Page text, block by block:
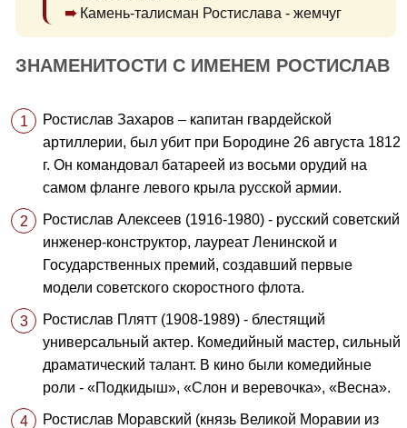
Камень-талисман Ростислава - жемчуг
ЗНАМЕНИТОСТИ С ИМЕНЕМ РОСТИСЛАВ
Ростислав Захаров – капитан гвардейской
артиллерии, был убит при Бородине 26 августа 1812
г. Он командовал батареей из восьми орудий на
самом фланге левого крыла русской армии.
Ростислав Алексеев (1916-1980) - русский советский
инженер-конструктор, лауреат Ленинской и
Государственных премий, создавший первые
модели советского скоростного флота.
Ростислав Плятт (1908-1989) - блестящий
универсальный актер. Комедийный мастер, сильный
драматический талант. В кино были комедийные
роли - «Подкидыш», «Слон и веревочка», «Весна».
Ростислав Моравский (князь Великой Моравии из